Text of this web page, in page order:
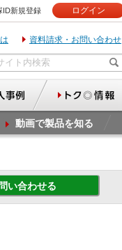
ID新規登録 ログイン
資料請求・お問い合わせ
動画で製品を知る
い合わせる